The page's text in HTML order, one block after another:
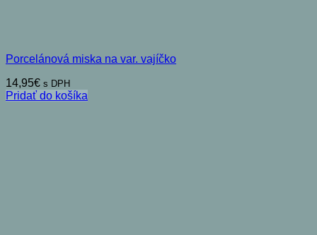
Porcelánová miska na var. vajíčko
14,95€ s DPH
Pridať do košíka